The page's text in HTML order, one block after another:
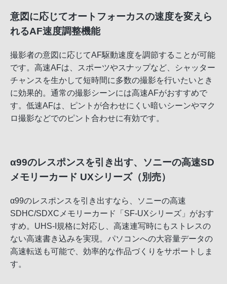
意図に応じてオートフォーカスの速度を変えら
れるAF速度調整機能
撮影者の意図に応じてAF駆動速度を調節することが可能
です。高速AFは、スポーツやスナップなど、シャッター
チャンスを生かして短時間に多数の撮影を行いたいとき
に効果的。通常の撮影シーンには高速AFがおすすめで
す。低速AFは、ピントが合わせにくい暗いシーンやマク
ロ撮影などでのピント合わせに有効です。
α99のレスポンスを引き出す、ソニーの高速SD
メモリーカード UXシリーズ（別売）
α99のレスポンスを引き出すなら、ソニーの高速
SDHC/SDXCメモリーカード「SF-UXシリーズ」がおす
すめ。UHS-I規格に対応し、高速連写時にもストレスの
ない高速書き込みを実現。パソコンへの大容量データの
高速転送も可能で、効率的な作品づくりをサポートしま
す。